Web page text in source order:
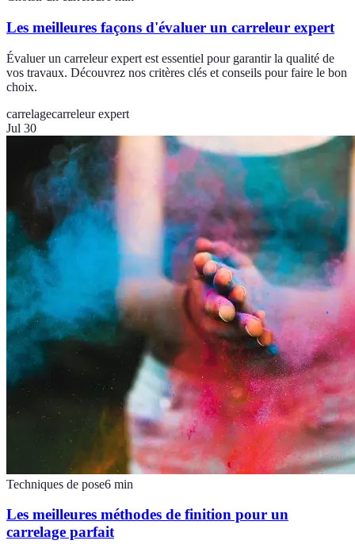
Les meilleures façons d'évaluer un carreleur expert
Évaluer un carreleur expert est essentiel pour garantir la qualité de
vos travaux. Découvrez nos critères clés et conseils pour faire le bon
choix.
carrelagecarreleur expert
Jul 30
Techniques de pose6 min
Les meilleures méthodes de finition pour un
carrelage parfait